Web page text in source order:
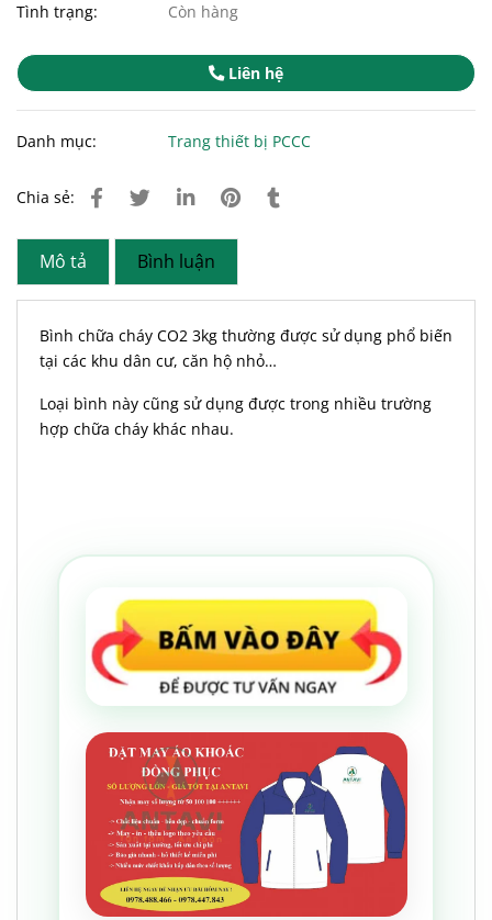
Tình trạng: Còn hàng
Liên hệ
Danh mục: Trang thiết bị PCCC
Chia sẻ:
Mô tả Bình luận
Bình chữa cháy CO2 3kg thường được sử dụng phổ biến
tại các khu dân cư, căn hộ nhỏ…
Loại bình này cũng sử dụng được trong nhiều trường
hợp chữa cháy khác nhau.